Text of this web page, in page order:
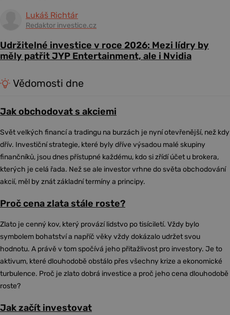
Lukáš Richtár
Redaktor investice.cz
Udržitelné investice v roce 2026: Mezi lídry by
měly patřit JYP Entertainment, ale i Nvidia
Vědomosti dne
Jak obchodovat s akciemi
Svět velkých financí a tradingu na burzách je nyní otevřenější, než kdy
dřív. Investiční strategie, které byly dříve výsadou malé skupiny
finančníků, jsou dnes přístupné každému, kdo si zřídí účet u brokera,
kterých je celá řada. Než se ale investor vrhne do světa obchodování
akcií, měl by znát základní termíny a principy.
Proč cena zlata stále roste?
Zlato je cenný kov, který provází lidstvo po tisíciletí. Vždy bylo
symbolem bohatství a napříč věky vždy dokázalo udržet svou
hodnotu. A právě v tom spočívá jeho přitažlivost pro investory. Je to
aktivum, které dlouhodobě obstálo přes všechny krize a ekonomické
turbulence. Proč je zlato dobrá investice a proč jeho cena dlouhodobě
roste?
Jak začít investovat